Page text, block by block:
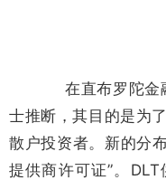
在直布罗陀金融
士推断，其目的是为
散户投资者。新的分
提供商许可证”。